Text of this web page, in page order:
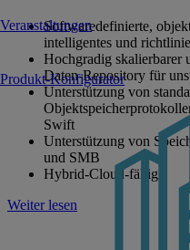
Produkt-Konfigurator
Veranstaltungen
Softwaredefinierte,
intelligentes und
Hochgradig skalierbarer
Daten-Repository für
Unterstützung von
Swift
Unterstützung von
und SMB
Hybrid-Cloud-fähig
Weiter lesen